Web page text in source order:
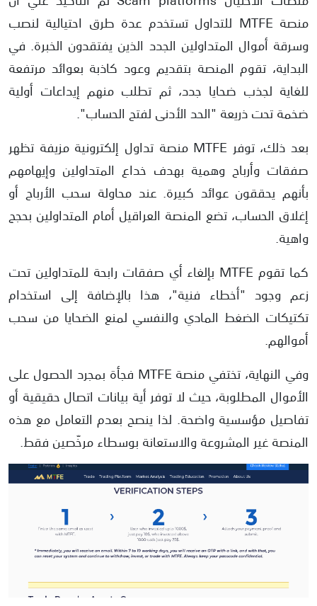
منصة MTFE للتداول تستخدم عدة طرق احتيالية لنصب
وسرقة أموال المتداولين الجدد الذين يفتقدون الخبرة. في
البداية، تقوم المنصة بتقديم وعود كاذبة بعوائد مرتفعة
للغاية لجذب ضحايا جدد، ثم تطلب منهم إيداعات أولية
ضخمة تحت ذريعة "الحد الأدنى لفتح الحساب".
بعد ذلك، توفر MTFE منصة تداول إلكترونية مزيفة تظهر
صفقات وأرباح وهمية بهدف خداع المتداولين وإيهامهم
بأنهم يحققون عوائد كبيرة. عند محاولة سحب الأرباح أو
إغلاق الحساب، تضع المنصة العراقيل أمام المتداولين بحجج
واهية.
كما تقوم MTFE بإلغاء أي صفقات رابحة للمتداولين تحت
زعم وجود "أخطاء فنية"، هذا بالإضافة إلى استخدام
تكتيكات الضغط المادي والنفسي لمنع الضحايا من سحب
أموالهم.
وفي النهاية، تختفي منصة MTFE فجأة بمجرد الحصول على
الأموال المطلوبة، حيث لا توفر أية بيانات اتصال حقيقية أو
تفاصيل مؤسسية واضحة. لذا ينصح بعدم التعامل مع هذه
المنصة غير المشروعة والاستعانة بوسطاء مرخّصين فقط.